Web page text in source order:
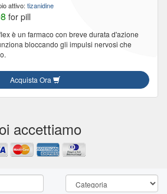
attivo: tizanidine
for pill
è un farmaco con breve durata d'azione
bloccando gli impulsi nervosi che
Acquista Ora
accettiamo